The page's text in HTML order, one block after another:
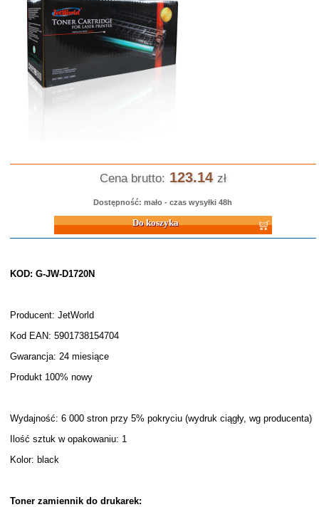
Cena brutto: 123.14 zł
Dostępność: mało - czas wysyłki 48h
Do koszyka
KOD: G-JW-D1720N
Producent: JetWorld
Kod EAN: 5901738154704
Gwarancja: 24 miesiące
Produkt 100% nowy
Wydajność: 6 000 stron przy 5% pokryciu (wydruk ciągły, wg producenta)
Ilość sztuk w opakowaniu: 1
Kolor: black
Toner zamiennik do drukarek: